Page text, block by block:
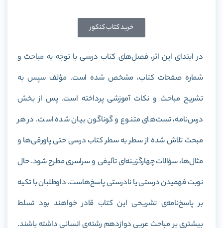
خرید کتاب کنکور
در ابتدای این اثر، فصل‌های کتاب درسی با توجه به مباحث و
شماره صفحات کتاب، مشخص شده است. مؤلف سپس به
تشریح مباحث و نکات آموزشی پرداخته است. پس از بخش
درس‌نامه، تست‌های متنوع و گوناگون بیان شده است. در هر
مبحث تلاش شده از سطر به سطر کتاب درسی حتی پاورقی‌ها و
مثال‌ها، سؤالات چهارگزینه‌ای تألیفی و سراسری مطرح شود. حال
نوبت فهمیدن درستی یا نادرستی پاسخ‌هاست. داوطلبان با تکیه
بر پاسخ‌نامه‌ی تشریحی این کتاب قادر خواهند بود تسلط
بیشتری بر مباحث عربی دوازدهم رشته‌ی انسانی داشته باشند.